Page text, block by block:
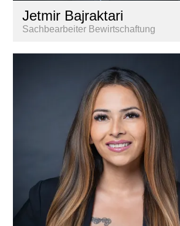
Jetmir Bajraktari
Sachbearbeiter Bewirtschaftung